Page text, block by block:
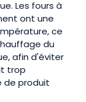
Les fours à
ont une
ce
du
afin d'éviter
trop
de produit